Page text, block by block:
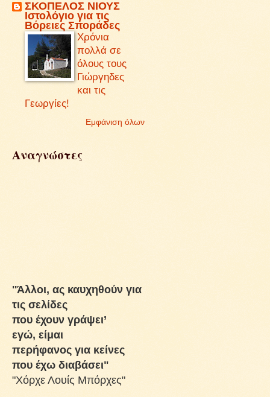
ΣΚΟΠΕΛΟΣ ΝΙΟΥΣ
Iστολόγιο για τις
Βόρειες Σποράδες
Χρόνια
πολλά σε
όλους τους
Γιώργηδες
και τις
Γεωργίες!
Εμφάνιση όλων
Αναγνώστες
''Άλλοι, ας καυχηθούν για
τις σελίδες
που έχουν γράψει’
εγώ, είμαι
περήφανος για κείνες
που έχω διαβάσει"
"Χόρχε Λουίς Μπόρχες"